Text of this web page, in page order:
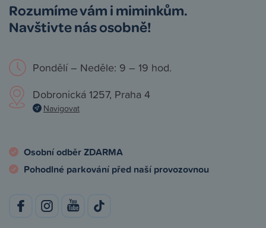
Rozumíme vám i miminkům.
Navštivte nás osobně!
Pondělí – Neděle: 9 – 19 hod.
Dobronická 1257, Praha 4
Navigovat
Osobní odběr ZDARMA
Pohodlné parkování před naší provozovnou